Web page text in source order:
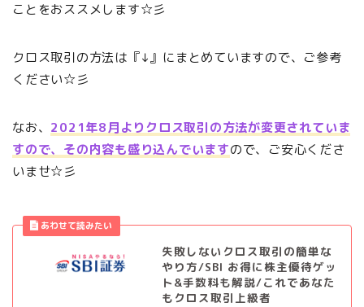
ことをおススメします☆彡
クロス取引の方法は『↓』にまとめていますので、ご参考
ください☆彡
なお、 2021年8月よりクロス取引の方法が変更されていま
すので、その内容も盛り込んでいますので、ご安心くださ
いませ☆彡
失敗しないクロス取引の簡単な
やり方/SBI お得に株主優待ゲッ
ト&手数料も解説/これであなた
もクロス取引上級者